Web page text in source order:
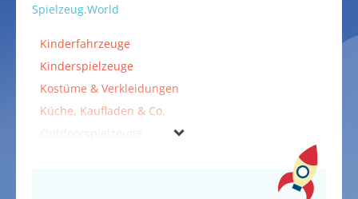
Spielzeug.World
Kinderfahrzeuge
Kinderspielzeuge
Kostüme & Verkleidungen
Küche, Kaufladen & Co.
Outdoorspielzeuge